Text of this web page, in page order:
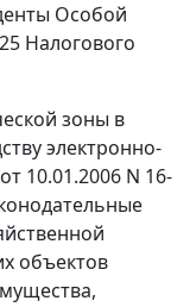
Особой
Налогового
зоны в
электронно-
от 10.01.2006 N 16-
объектов